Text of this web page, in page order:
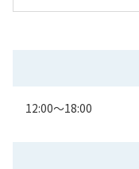
12:00～18:00